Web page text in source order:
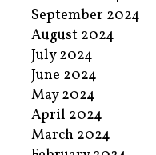
September 2024
August 2024
July 2024
June 2024
May 2024
April 2024
March 2024